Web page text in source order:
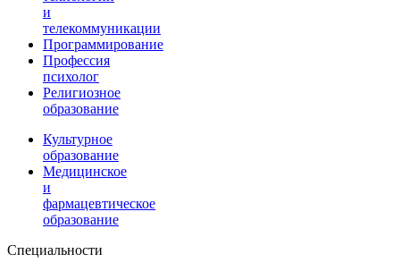
и
телекоммуникации
Программирование
Профессия
психолог
Религиозное
образование
Культурное
образование
Медицинское
и
фармацевтическое
образование
Специальности